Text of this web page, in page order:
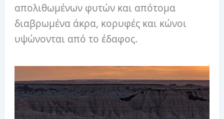
απολιθωμένων φυτών και απότομα
διαβρωμένα άκρα, κορυφές και κώνοι
υψώνονται από το έδαφος.